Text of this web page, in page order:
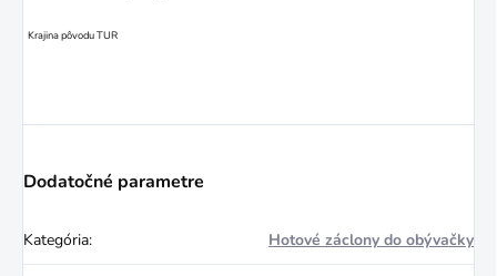
Krajina pôvodu TUR
Dodatočné parametre
Kategória: Hotové záclony do obývačky